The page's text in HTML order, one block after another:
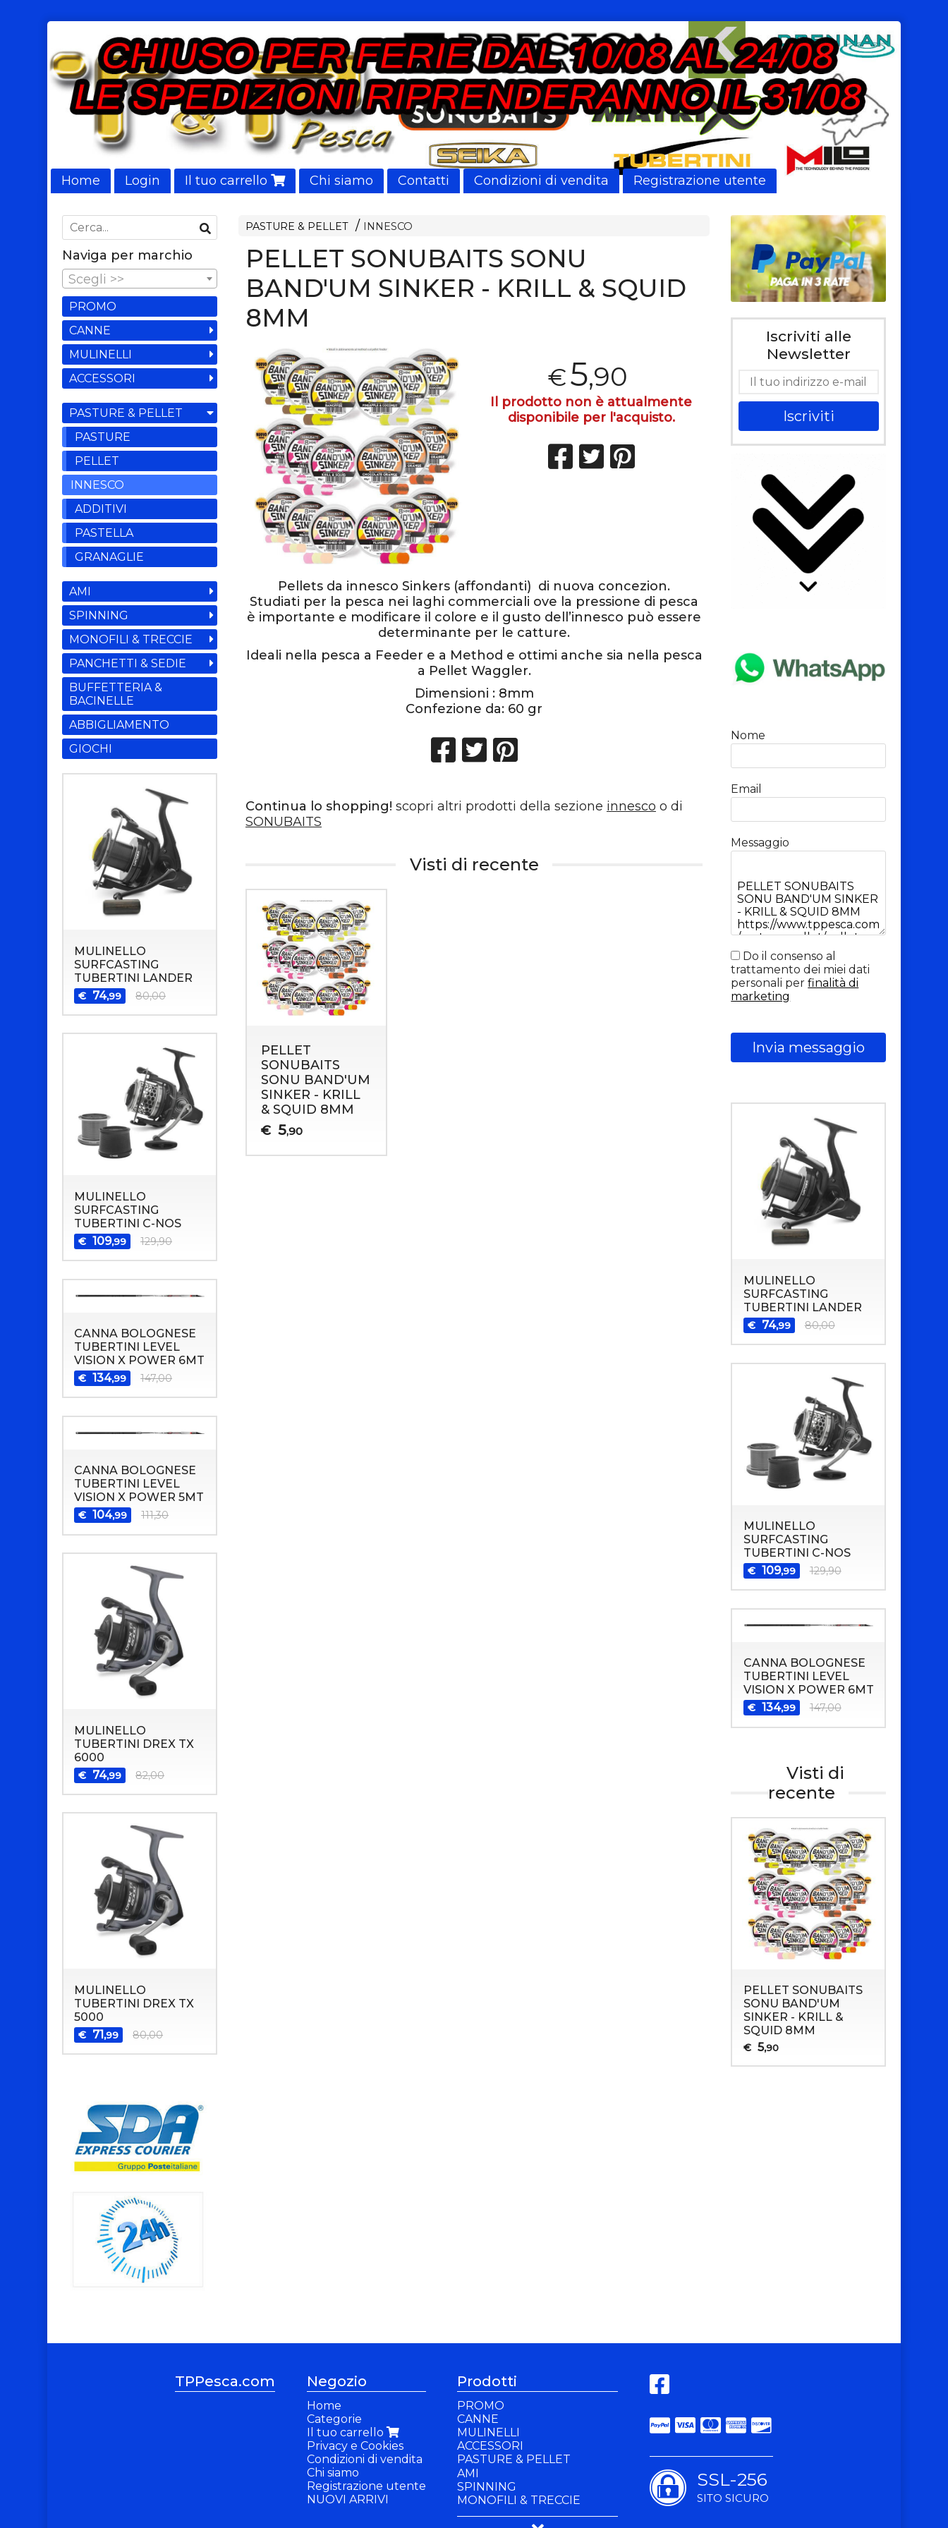
Home Login Il tuo carrello Chi siamo Contatti Condizioni di vendita
Registrazione utente
PASTURE & PELLET INNESCO
PELLET SONUBAITS SONU
BAND'UM SINKER - KRILL & SQUID
8MM
€5,90
Il prodotto non è attualmente
disponibile per l'acquisto.
Pellets da innesco Sinkers (affondanti) di nuova concezion.
Studiati per la pesca nei laghi commerciali ove la pressione di pesca
è importante e modificare il colore e il gusto dell’innesco può essere
determinante per le catture.
Ideali nella pesca a Feeder e a Method e ottimi anche sia nella pesca
a Pellet Waggler.
Dimensioni :8mm
Confezione da: 60 gr
Continua lo shopping! scopri altri prodotti della sezione innesco o di
SONUBAITS
Visti di recente
PELLET
SONUBAITS
SONU BAND'UM
SINKER - KRILL
& SQUID 8MM
€ 5,90
Naviga per marchio
Scegli >>
PROMO
CANNE
MULINELLI
ACCESSORI
PASTURE & PELLET
PASTURE
PELLET
INNESCO
ADDITIVI
PASTELLA
GRANAGLIE
AMI
SPINNING
MONOFILI & TRECCIE
PANCHETTI & SEDIE
BUFFETTERIA &
BACINELLE
ABBIGLIAMENTO
GIOCHI
MULINELLO
SURFCASTING
TUBERTINI LANDER
€ 74,99 80,00
MULINELLO
SURFCASTING
TUBERTINI C-NOS
€ 109,99 129,90
CANNA BOLOGNESE
TUBERTINI LEVEL
VISION X POWER 6MT
€ 134,99 147,00
CANNA BOLOGNESE
TUBERTINI LEVEL
VISION X POWER 5MT
€ 104,99 111,30
MULINELLO
TUBERTINI DREX TX
6000
€ 74,99 82,00
MULINELLO
TUBERTINI DREX TX
5000
€ 71,99 80,00
Iscriviti alle
Newsletter
Iscriviti
Nome
Email
Messaggio
Do il consenso al
trattamento dei miei dati
personali perfinalità di
marketing
Invia messaggio
MULINELLO
SURFCASTING
TUBERTINI LANDER
€ 74,99 80,00
MULINELLO
SURFCASTING
TUBERTINI C-NOS
€ 109,99 129,90
CANNA BOLOGNESE
TUBERTINI LEVEL
VISION X POWER 6MT
€ 134,99 147,00
Visti di
recente
PELLET SONUBAITS
SONU BAND'UM
SINKER - KRILL &
SQUID 8MM
€ 5,90
TPPesca.com Negozio
Home
Categorie
Il tuo carrello
Privacy e Cookies
Condizioni di vendita
Chi siamo
Registrazione utente
NUOVI ARRIVI
Prodotti
PROMO
CANNE
MULINELLI
ACCESSORI
PASTURE & PELLET
PASTURE
PELLET
INNESCO
ADDITIVI
AMI
SPINNING
MONOFILI & TRECCIE
PANCHETTI & SEDIE
SSL-256
SITO SICURO